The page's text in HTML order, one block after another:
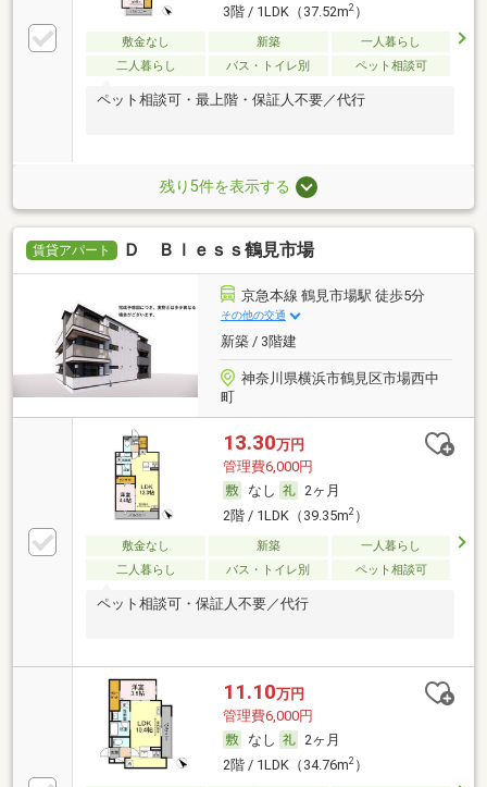
3階 / 1LDK（37.52m2）
敷金なし 新築
一人暮らし
二人暮らし
バス・トイレ別 ペット相談可
ペット相談可・最上階・保証人不要／代行
残り5件を表示する
賃貸アパート Ｄ Ｂｌｅｓｓ鶴見市場
京急本線 鶴見市場駅 徒歩5分
その他の交通
新築 / 3階建
神奈川県横浜市鶴見区市場西中
町
13.30万円
管理費6,000円
なし
2ヶ月
2階 / 1LDK（39.35m2）
敷金なし 新築
一人暮らし
二人暮らし
バス・トイレ別 ペット相談可
ペット相談可・保証人不要／代行
11.10万円
管理費6,000円
なし
2ヶ月
2階 / 1LDK（34.76m2）